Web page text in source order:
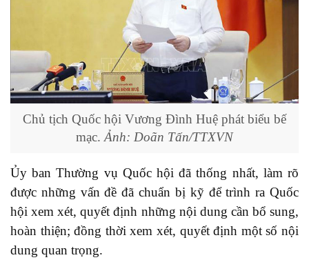
Chủ tịch Quốc hội Vương Đình Huệ phát biểu bế
mạc. Ảnh: Doãn Tấn/TTXVN
Ủy ban Thường vụ Quốc hội đã thống nhất, làm rõ
được những vấn đề đã chuẩn bị kỹ để trình ra Quốc
hội xem xét, quyết định những nội dung cần bổ sung,
hoàn thiện; đồng thời xem xét, quyết định một số nội
dung quan trọng.